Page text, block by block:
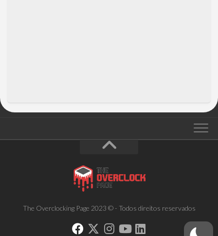
The Overclocking Page 2023 © - Todos direitos reservados